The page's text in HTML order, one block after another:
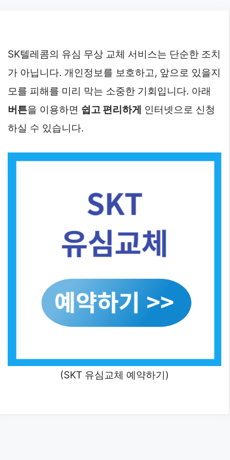
SK텔레콤의 유심 무상 교체 서비스는 단순한 조치
가 아닙니다. 개인정보를 보호하고, 앞으로 있을지
모를 피해를 미리 막는 소중한 기회입니다. 아래
버튼을 이용하면 쉽고 편리하게 인터넷으로 신청
하실 수 있습니다.
(SKT 유심교체 예약하기)